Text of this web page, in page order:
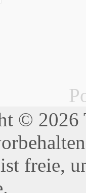
© 2026
ist freie,